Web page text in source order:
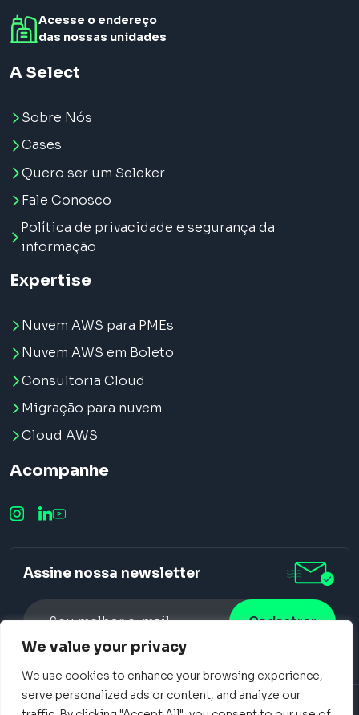
We value your privacy
We use cookies to enhance your browsing experience,
serve personalized ads or content, and analyze our
Acesse o endereço
das nossas unidades
A Select
Sobre Nós
Cases
Quero ser um Seleker
Fale Conosco
Política de privacidade e segurança da
informação
Expertise
Nuvem AWS para PMEs
Nuvem AWS em Boleto
Consultoria Cloud
Migração para nuvem
Cloud AWS
Acompanhe
Assine nossa newsletter